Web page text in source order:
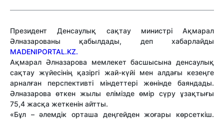
Президент Денсаулық сақтау министрі Ақмарал
Әлназарованы қабылдады, деп хабарлайды
MADENIPORTAL.KZ.
Ақмарал Әлназарова мемлекет басшысына денсаулық
сақтау жүйесінің қазіргі жай-күйі мен алдағы кезеңге
арналған перспективті міндеттері жөнінде баяндады.
Әлназарова өткен жылы елімізде өмір сүру ұзақтығы
75,4 жасқа жеткенін айтты.
«Бұл – әлемдік орташа деңгейден жоғары көрсеткіш.